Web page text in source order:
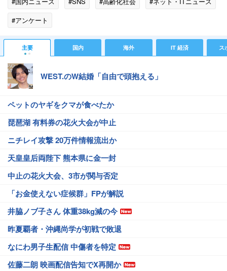
#アンケート
主要 国内 海外 IT 経済 ス
WEST.のW結婚「自由で頭抱える」
ペットのヤギをクマが食べたか
琵琶湖 有料券の花火大会が中止
ニチレイ攻撃 20万件情報流出か
天皇皇后両陛下 熊本県に金一封
中止の花火大会、3市が関与否定
「お金使えない症候群」FPが解説
井脇ノブ子さん 体重38kg減の今
昨夏覇者・沖縄尚学が初戦で敗退
なにわ男子生配信 中傷者を特定
佐藤二朗 映画配信告知でX再開か